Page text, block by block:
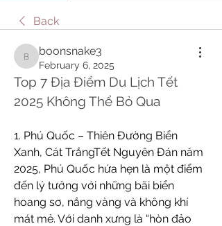
Back
boonsnake3
boonsnake3
February 6, 2025
Top 7 Địa Điểm Du Lịch Tết
2025 Không Thể Bỏ Qua
1. Phú Quốc – Thiên Đường Biển
Xanh, Cát TrắngTết Nguyên Đán năm
2025, Phú Quốc hứa hẹn là một điểm
đến lý tưởng với những bãi biển
hoang sơ, nắng vàng và không khí
mát mẻ. Với danh xưng là “hòn đảo